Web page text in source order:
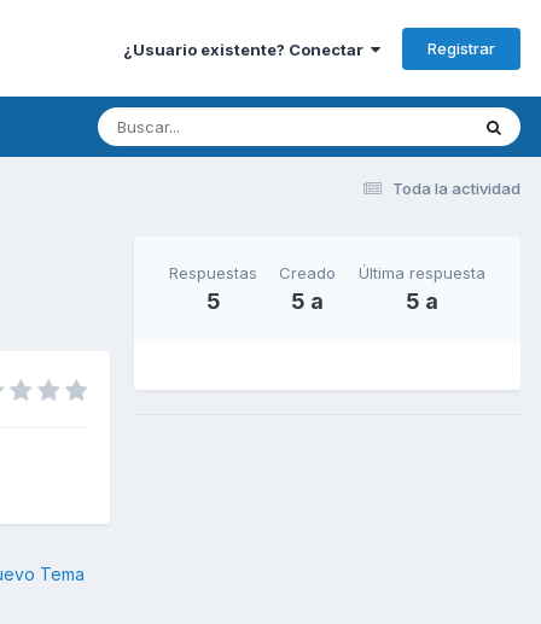
¿Usuario existente? Conectar Registrar
Toda la actividad
Tema
Respuestas
5
Creado
5 a
Última respuesta
5 a